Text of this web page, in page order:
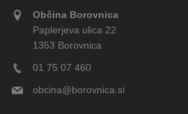
Občina Borovnica
Paplerjeva ulica 22
1353 Borovnica
01 75 07 460
obcina@borovnica.si